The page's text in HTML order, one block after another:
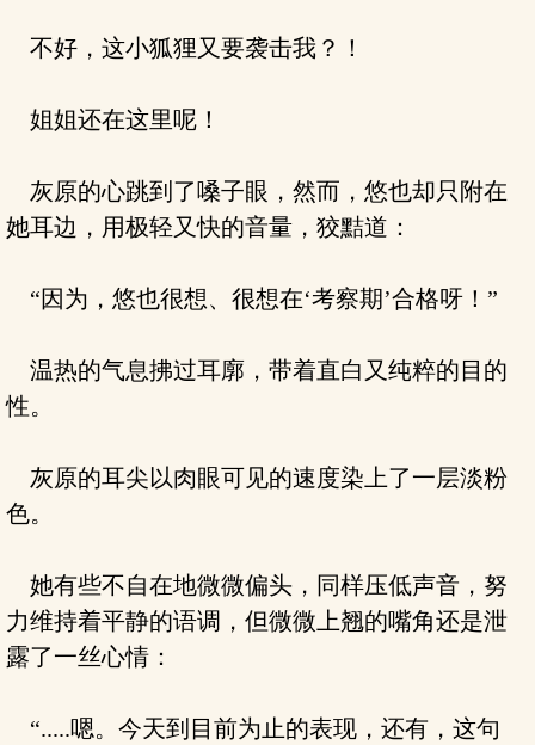
不好，这小狐狸又要袭击我？！
姐姐还在这里呢！
灰原的心跳到了嗓子眼，然而，悠也却只附在
她耳边，用极轻又快的音量，狡黠道：
“因为，悠也很想、很想在‘考察期’合格呀！”
温热的气息拂过耳廓，带着直白又纯粹的目的
性。
灰原的耳尖以肉眼可见的速度染上了一层淡粉
色。
她有些不自在地微微偏头，同样压低声音，努
力维持着平静的语调，但微微上翘的嘴角还是泄
露了一丝心情：
“.....嗯。今天到目前为止的表现，还有，这句